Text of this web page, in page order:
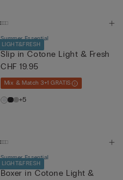
LIGHT&FRESH
Summer Essential
Slip in Cotone Light & Fresh
CHF 19.95
Mix & Match 3+1 GRATIS
+5
LIGHT&FRESH
Summer Essential
Boxer in Cotone Light &